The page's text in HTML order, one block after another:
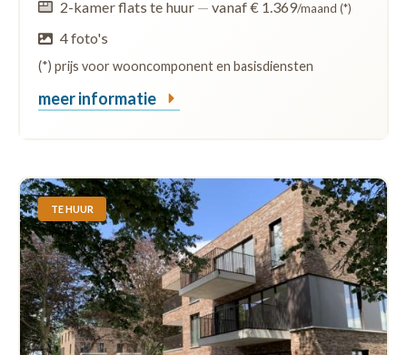
2-kamer flats te huur — vanaf € 1.369/maand (*)
4 foto's
(*) prijs voor wooncomponent en basisdiensten
meer informatie
TE HUUR